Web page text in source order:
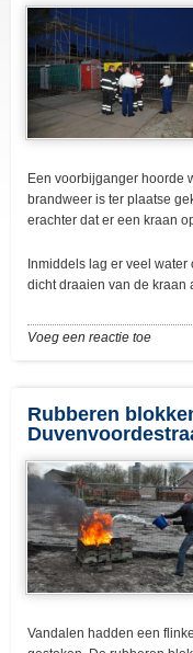
Een voorbijganger hoorde
brandweer is ter plaatse
erachter dat er een kraan
Inmiddels lag er veel
dicht draaien van de kraan
Voeg een reactie toe
Rubberen
Vandalen hadden een